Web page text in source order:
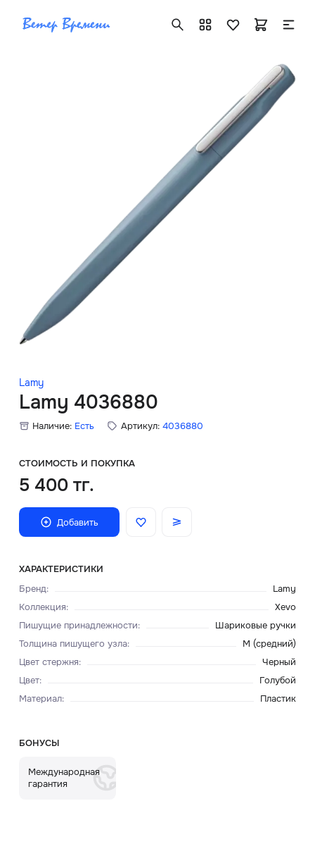
Lamy
Lamy 4036880
Наличие: Есть Артикул: 4036880
СТОИМОСТЬ И ПОКУПКА
5 400 тг.
Добавить
ХАРАКТЕРИСТИКИ
Бренд:
Lamy
Коллекция:
Xevo
Пишущие принадлежности:
Шариковые ручки
Толщина пишущего узла:
M (средний)
Цвет стержня:
Черный
Цвет:
Голубой
Материал: Пластик
БОНУСЫ
Международная
гарантия
+7 ( 705 ) 181-42-50
info@vetervremeni.kz
Авторизация
Каталог
Главная
О нас